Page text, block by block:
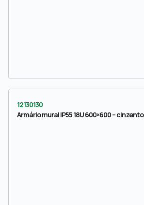
12130130
Armário mural IP55 18U 600×600 – cinzento